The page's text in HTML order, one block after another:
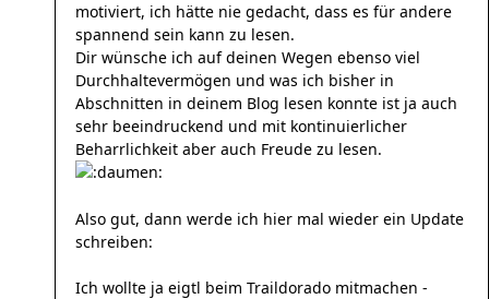
motiviert, ich hätte nie gedacht, dass es für andere
spannend sein kann zu lesen.
Dir wünsche ich auf deinen Wegen ebenso viel
Durchhaltevermögen und was ich bisher in
Abschnitten in deinem Blog lesen konnte ist ja auch
sehr beeindruckend und mit kontinuierlicher
Beharrlichkeit aber auch Freude zu lesen.
Also gut, dann werde ich hier mal wieder ein Update
schreiben:
Ich wollte ja eigtl beim Traildorado mitmachen -